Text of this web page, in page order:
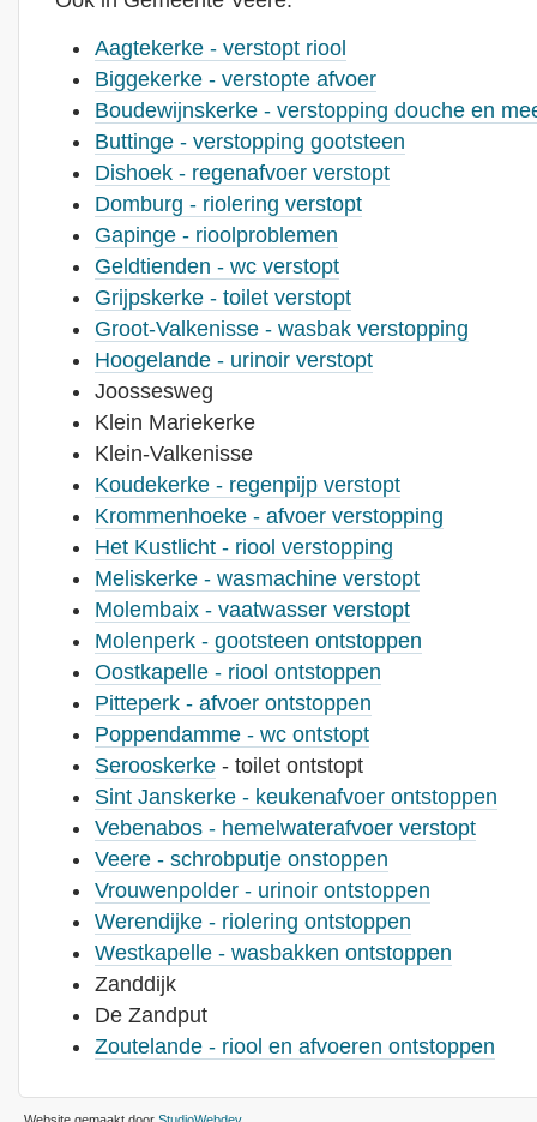
Aagtekerke - verstopt riool
Biggekerke - verstopte afvoer
Boudewijnskerke - verstopping douche en
Buttinge - verstopping gootsteen
Dishoek - regenafvoer verstopt
Domburg - riolering verstopt
Gapinge - rioolproblemen
Geldtienden - wc verstopt
Grijpskerke - toilet verstopt
Groot-Valkenisse - wasbak verstopping
Hoogelande - urinoir verstopt
Joossesweg
Klein Mariekerke
Klein-Valkenisse
Koudekerke - regenpijp verstopt
Krommenhoeke - afvoer verstopping
Het Kustlicht - riool verstopping
Meliskerke - wasmachine verstopt
Molembaix - vaatwasser verstopt
Molenperk - gootsteen ontstoppen
Oostkapelle - riool ontstoppen
Pitteperk - afvoer ontstoppen
Poppendamme - wc ontstopt
Serooskerke - toilet ontstopt
Sint Janskerke - keukenafvoer ontstoppen
Vebenabos - hemelwaterafvoer verstopt
Veere - schrobputje onstoppen
Vrouwenpolder - urinoir ontstoppen
Werendijke - riolering ontstoppen
Westkapelle - wasbakken ontstoppen
Zanddijk
De Zandput
Zoutelande - riool en afvoeren ontstoppen